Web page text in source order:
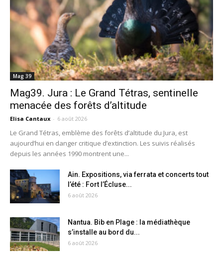
Mag 39
Mag39. Jura : Le Grand Tétras, sentinelle
menacée des forêts d’altitude
Elisa Cantaux - 6 août 2026
Le Grand Tétras, emblème des forêts d’altitude du Jura, est
aujourd’hui en danger critique d’extinction. Les suivis réalisés
depuis les années 1990 montrent une...
Ain. Expositions, via ferrata et concerts tout
l’été : Fort l’Écluse...
6 août 2026
Nantua. Bib en Plage : la médiathèque
s’installe au bord du...
6 août 2026